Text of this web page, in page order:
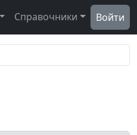
Справочники Войти